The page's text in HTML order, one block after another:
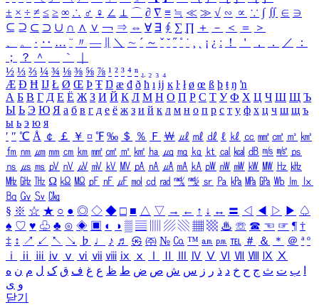
± × ÷ ≠ ≤ ≥ ∞ ∴ ♂ ♀ ∠ ⊥ ⌒ ∂ ∇ ≡ ≒ ≪ ≫ √ ∽ ∝ ∵ ∫ ∬ ∈ ∋
⊆ ⊇ ⊂ ⊃ ∪ ∩ ∧ ∨ ￢ ⇒ ⇔ ∀ ∃ ∮ ∑ ∏ ＋ － ＜ ＝
＞
、
。 · ‥ … ¨ 〃 ― ＼ ∼ ´ ～ ˇ ˘ ˝ ˚ ˙ ¸ ¡ ¿ ː ！ ＇ ， ． ／
：
；
？ ＾ ｀
½ ⅓ ⅔ ¼ ¾ ⅛ ⅜ ⅝ ⅞ ¹ ² ³ ⁴ ⁿ ₁ ₂ ₃ ₄
Æ Ð Ħ Ĳ Ł Ø Œ Þ Ŧ Ŋ æ đ ð ħ ı ĳ ĸ ŀ ł ø œ ß þ ŧ ŋ ŉ
А Б В Г Д Е Ё Ж З И Й К Л М Н О П Р С Т У Ф Х Ц Ч Ш Щ Ъ
Ы Ь Э Ю Я а б в г д е ё ж з и й к л м н о п р с т у ф х ц ч ш щ ъ
ы ь э ю я
′ ″ ℃ Å ￠ ￡ ￥ ¤ ℉ ‰ ＄ ％ Ｆ ￦ ㎕ ㎖ ㎗ ℓ ㎘ ㏄ ㎣ ㎤ ㎥ ㎦
㎙ ㎚ ㎛ ㎜ ㎝ ㎞ ㎟ ㎠ ㎡ ㎢ ㏊ ㎍ ㎎ ㎏ ㏏ ㎈ ㎉ ㏈ ㎧ ㎨ ㎰
㎱ ㎲ ㎳ ㎴ ㎵ ㎶ ㎷ ㎸ ㎹ ㎀ ㎁ ㎂ ㎃ ㎄ ㎺ ㎻ ㎽ ㎾ ㎿ ㎐ ㎑
㎒ ㎓ ㎔ Ω ㏀ ㏁ ㎊ ㎋ ㎌ ㏖ ㏅ ㎭ ㎮ ㎯ ㏛ ㎩ ㎪ ㎫ ㎬ ㏝ ㏐
㏓
㏃ ㏉ ㏜ ㏆
§ ※ ☆ ★ ○ ● ◎ ◇ ◆ □ ■ △ ▽ → ← ↑ ↓ ↔ 〓 ◁ ◀ ▷ ▶ ♤
♠ ♡ ♥ ♧ ♣ ⊙ ◈ ▣ ◐ ◑ ▒ ▤ ▨ ▧ ▦ ▩ ♨ ☏ ☎ ☜ ☞ ¶ †
‡ ↕ ↗ ↙ ↖ ↘ ♭ ♩ ♪ ♬ ㉿ ㈜ № ㏇ ™ ㏂ ㏘ ℡ ＃ ＆ ＊ ＠ ª º
ⅰ
ⅱ ⅲ ⅳ ⅴ ⅵ ⅶ ⅷ ⅸ ⅹ Ⅳ Ⅴ Ⅵ Ⅶ Ⅷ Ⅸ Ⅹ
ب ت ث ج ح خ د ذ ر ز س ش ص ض ط ظ ع غ ف ق ک ل م ن ه
و ی
닫기